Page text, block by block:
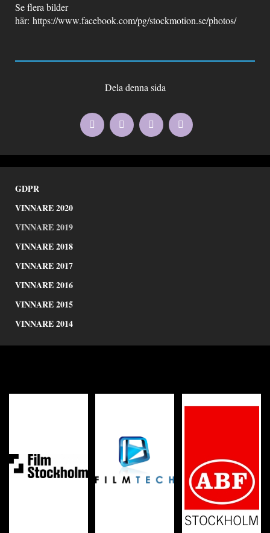
Se flera bilder
här: https://www.facebook.com/pg/stockmotion.se/photos/
Dela denna sida
GDPR
VINNARE 2020
VINNARE 2019
VINNARE 2018
VINNARE 2017
VINNARE 2016
VINNARE 2015
VINNARE 2014